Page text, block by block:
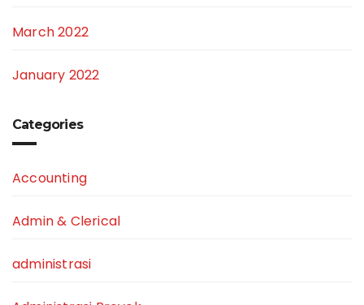
March 2022
January 2022
Categories
Accounting
Admin & Clerical
administrasi